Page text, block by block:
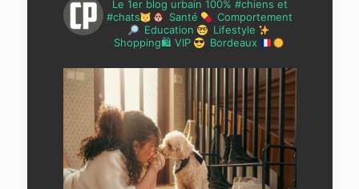
Le 1er blog urbain 100% #chiens et
#chats
Santé
Comportement
Education
Lifestyle
Shopping🛍 VIP
Bordeaux